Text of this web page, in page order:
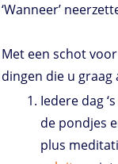
‘Wanneer’
Met een schot
dingen die u graag
Iedere dag
de pondjes
plus